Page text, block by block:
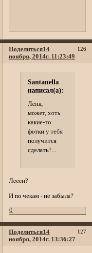
Поделиться 126
14
ноября, 2014г. 11:23:49
Santanella
написал(а):
Ленк,
может, хоть
какие-то
фотки у тебя
получится
сделать?...
Лееен?
И по чекам - не забыла?
0
Поделиться 127
14
ноября, 2014г. 13:36:27